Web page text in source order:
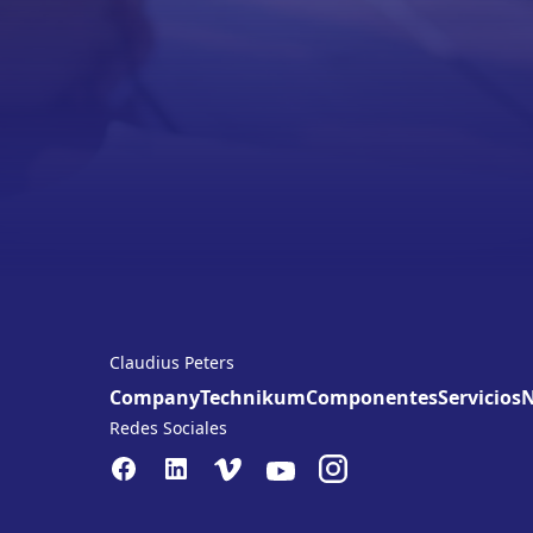
Claudius Peters
CompanyTechnikumComponentesServicios
Redes Sociales